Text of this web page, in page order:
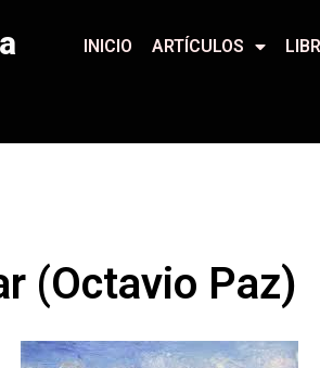
INICIO ARTÍCULOS
(Octavio Paz)